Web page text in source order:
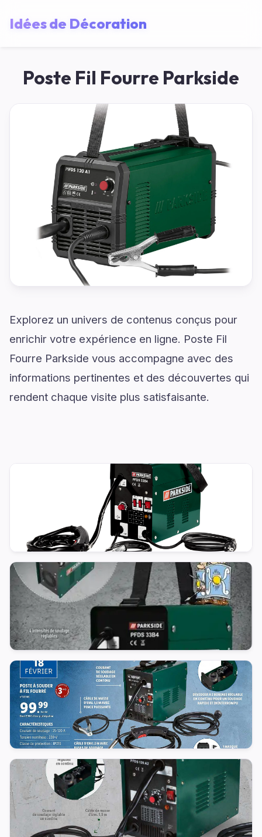
Idées de Décoration
Poste Fil Fourre Parkside
Explorez un univers de contenus conçus pour
enrichir votre expérience en ligne. Poste Fil
Fourre Parkside vous accompagne avec des
informations pertinentes et des découvertes qui
rendent chaque visite plus satisfaisante.